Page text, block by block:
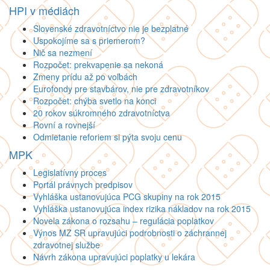
HPI v médiách
Slovenské zdravotníctvo nie je bezplatné
Uspokojíme sa s priemerom?
Nič sa nezmení
Rozpočet: prekvapenie sa nekoná
Zmeny prídu až po voľbách
Eurofondy pre stavbárov, nie pre zdravotníkov
Rozpočet: chýba svetlo na konci
20 rokov súkromného zdravotníctva
Rovní a rovnejší
Odmietanie reforiem si pýta svoju cenu
MPK
Legislatívny proces
Portál právnych predpisov
Vyhláška ustanovujúca PCG skupiny na rok 2015
Vyhláška ustanovujúca index rizika nákladov na rok 2015
Novela zákona o rozsahu – regulácia poplatkov
Výnos MZ SR upravujúci podrobnosti o záchrannej
zdravotnej službe
Návrh zákona upravujúci poplatky u lekára